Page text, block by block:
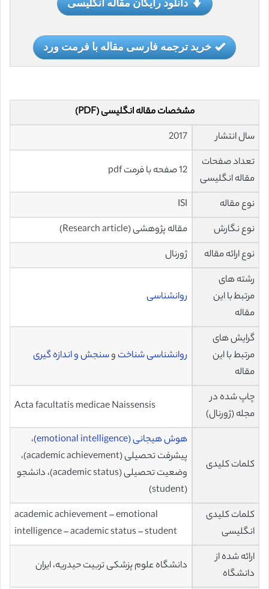
خرید ترجمه فارسی مقاله با فرمت ورد
مشخصات مقاله انگلیسی (PDF)
سال انتشار
2017
تعداد صفحات
مقاله انگلیسی
12 صفحه با فرمت pdf
نوع مقاله
ISI
نوع نگارش
مقاله پژوهشی (Research article)
نوع ارائه مقاله
ژورنال
رشته های
مرتبط با این
مقاله
روانشناسی
گرایش های
مرتبط با این
مقاله
روانشناسی شناخت وسنجش و اندازه گیری
چاپ شده در
مجله (ژورنال)
Acta facultatis medicae Naissensis
کلمات کلیدی
هوش‌ هیجانی (emotional intelligence)
،
پیشرفت تحصیلی (academic achievement)،
وضعیت تحصیلی (academic status)، دانشجو
(student)
کلمات کلیدی
انگلیسی
academic achievement – emotional
intelligence – academic status – student
ارائه شده از
دانشگاه
دانشگاه علوم پزشکی تربيت حيدريه، ايران